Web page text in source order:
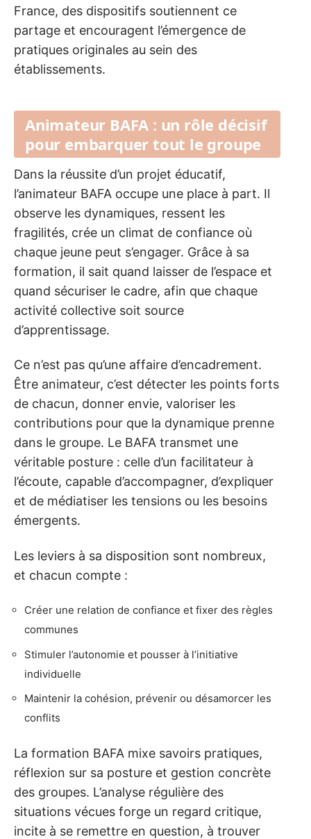
France, des dispositifs soutiennent ce
partage et encouragent l’émergence de
pratiques originales au sein des
établissements.
Animateur BAFA : un rôle décisif
pour embarquer tout le groupe
Dans la réussite d’un projet éducatif,
l’animateur BAFA occupe une place à part. Il
observe les dynamiques, ressent les
fragilités, crée un climat de confiance où
chaque jeune peut s’engager. Grâce à sa
formation, il sait quand laisser de l’espace et
quand sécuriser le cadre, afin que chaque
activité collective soit source
d’apprentissage.
Ce n’est pas qu’une affaire d’encadrement.
Être animateur, c’est détecter les points forts
de chacun, donner envie, valoriser les
contributions pour que la dynamique prenne
dans le groupe. Le BAFA transmet une
véritable posture : celle d’un facilitateur à
l’écoute, capable d’accompagner, d’expliquer
et de médiatiser les tensions ou les besoins
émergents.
Les leviers à sa disposition sont nombreux,
et chacun compte :
Créer une relation de confiance et fixer des règles
communes
Stimuler l’autonomie et pousser à l’initiative
individuelle
Maintenir la cohésion, prévenir ou désamorcer les
conflits
La formation BAFA mixe savoirs pratiques,
réflexion sur sa posture et gestion concrète
des groupes. L’analyse régulière des
situations vécues forge un regard critique,
incite à se remettre en question, à trouver